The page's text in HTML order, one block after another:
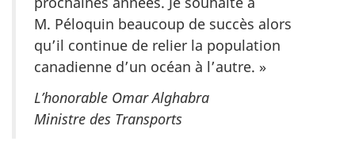
M. Péloquin beaucoup de succès alors
qu’il continue de relier la population
canadienne d’un océan à l’autre. »
L’honorable Omar Alghabra
Ministre des Transports